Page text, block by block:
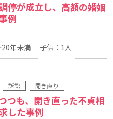
停が成立し、高額の婚姻
例
年未満
子供：1人
訴訟 開き直り
つも、開き直った不貞相
した事例